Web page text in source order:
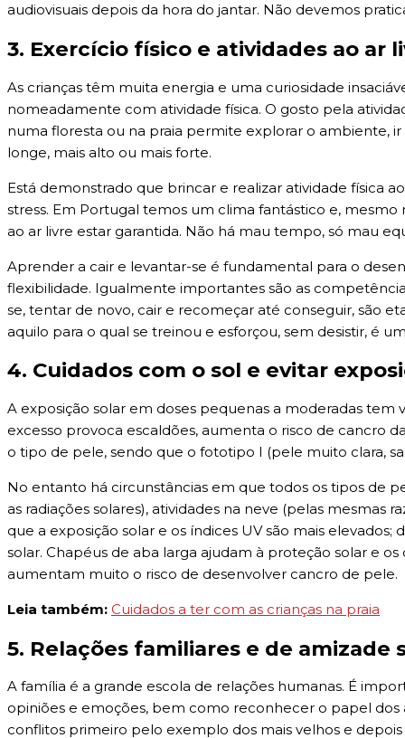
audiovisuais depois da hora do jantar. Não devemos
3. Exercício físico e atividades ao ar
As crianças têm muita energia e uma curiosidade
nomeadamente com atividade física. O gosto pela
numa floresta ou na praia permite explorar o ambiente,
longe, mais alto ou mais forte.
Está demonstrado que brincar e realizar atividade física
stress. Em Portugal temos um clima fantástico e, mesmo
ao ar livre estar garantida. Não há mau tempo, só mau
Aprender a cair e levantar-se é fundamental para o
flexibilidade. Igualmente importantes são as
se, tentar de novo, cair e recomeçar até conseguir, são
aquilo para o qual se treinou e esforçou, sem desistir, é
4. Cuidados com o sol e evitar
A exposição solar em doses pequenas a moderadas
excesso provoca escaldões, aumenta o risco de
o tipo de pele, sendo que o fototipo I (pele muito clara,
No entanto há circunstâncias em que todos os tipos de
as radiações solares), atividades na neve (pelas mesmas
que a exposição solar e os índices UV são mais
solar. Chapéus de aba larga ajudam à proteção solar e
aumentam muito o risco de desenvolver cancro de pele.
Leia também: Cuidados a ter com as crianças na praia
5. Relações familiares e de amizade
A família é a grande escola de relações humanas. É
opiniões e emoções, bem como reconhecer o papel
conflitos primeiro pelo exemplo dos mais velhos e